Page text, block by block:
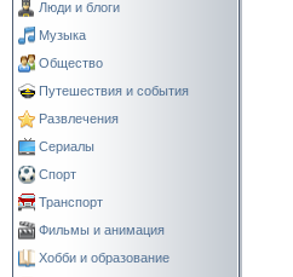
Люди и блоги
Музыка
Общество
Путешествия и события
Развлечения
Сериалы
Спорт
Транспорт
Фильмы и анимация
Хобби и образование